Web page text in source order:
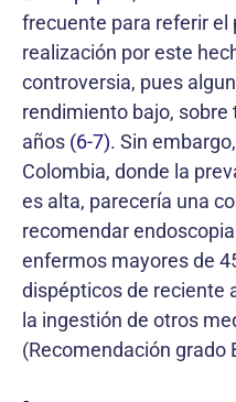
frecuente para referir el
realización por este
controversia, pues
rendimiento bajo,
años (6-7). Sin
Colombia, donde la
es alta, parecería una
recomendar
enfermos mayores de
dispépticos de reciente
la ingestión de otros
(Recomendación grado